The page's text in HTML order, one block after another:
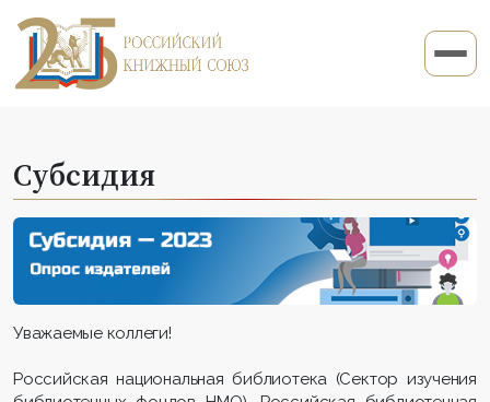
Субсидия
Уважаемые коллеги!
Российская национальная библиотека (Сектор изучения